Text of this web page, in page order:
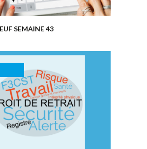
SEMAINE 43